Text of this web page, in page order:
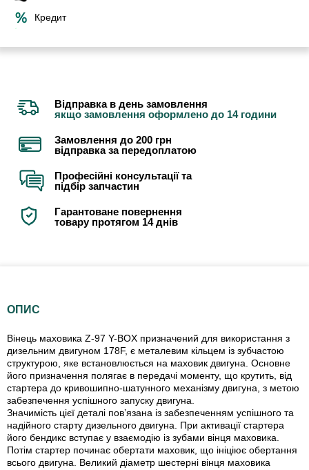
Кредит
Відправка в день замовлення
якщо замовлення оформлено до 14 години
Замовлення до 200 грн
відправка за передоплатою
Професійні консультації та
підбір запчастин
Гарантоване повернення
товару протягом 14 днів
ОПИС
Вінець маховика Z-97 Y-BOX призначений для використання з
дизельним двигуном 178F, є металевим кільцем із зубчастою
структурою, яке встановлюється на маховик двигуна. Основне
його призначення полягає в передачі моменту, що крутить, від
стартера до кривошипно-шатунного механізму двигуна, з метою
забезпечення успішного запуску двигуна.
Значимість цієї деталі пов’язана із забезпеченням успішного та
надійного старту дизельного двигуна. При активації стартера
його бендикс вступає у взаємодію із зубами вінця маховика.
Потім стартер починає обертати маховик, що ініціює обертання
всього двигуна. Великий діаметр шестерні вінця маховика